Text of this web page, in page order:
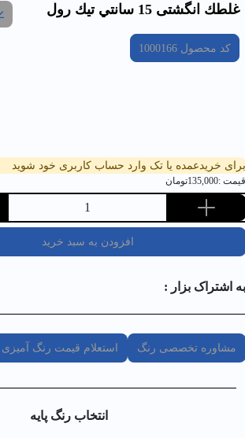
غلطك انگشتی 15 سانتي تيك رول
کد محصول1000166
برای خریدعمده یا تک وارد حساب کاربری خود شوید
قیمت :135,000تومان
1
افزودن به سبد خرید
به اشتراک بزار :
مشاوره تخصصی رنگ استعلام قیمت رنگ آمیزی
انتخاب رنگ پایه